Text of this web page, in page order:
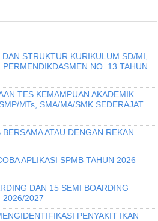
STRUKTUR KURIKULUM SD/MI,
NO. 13 TAHUN
TES KEMAMPUAN AKADEMIK
MTs, SMA/MA/SMK SEDERAJAT
ATAU DENGAN REKAN
APLIKASI SPMB TAHUN 2026
DAN 15 SEMI BOARDING
2026/2027
PENYAKIT IKAN